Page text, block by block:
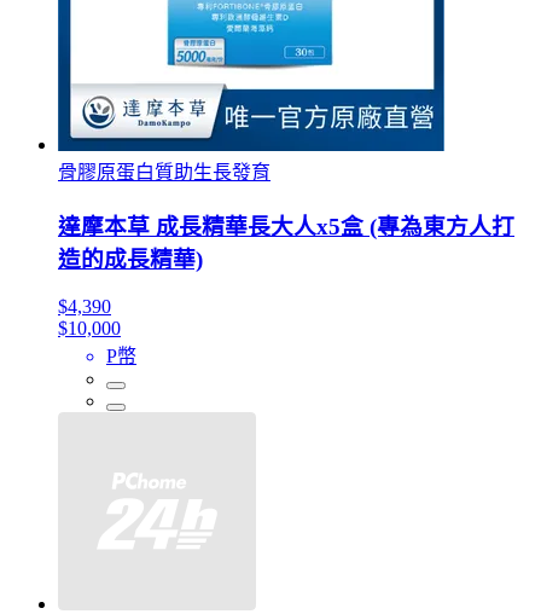
骨膠原蛋白質助生長發育
達摩本草 成長精華長大人x5盒 (專為東方人打
造的成長精華)
$4,390
$10,000
P幣